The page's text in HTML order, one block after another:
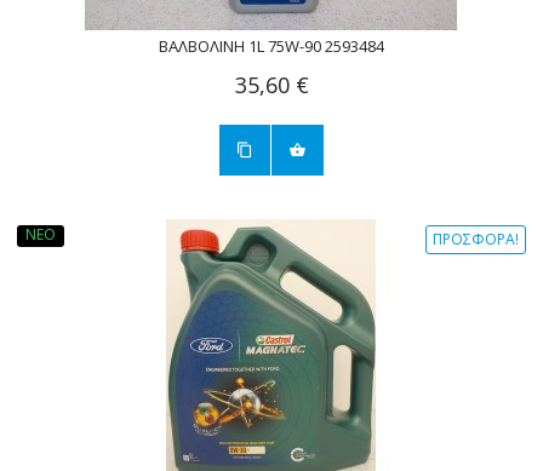
ΒΑΛΒΟΛΙΝΗ 1L 75W-90 2593484
35,60 €
ΝΈΟ ΠΡΟΣΦΟΡΆ!